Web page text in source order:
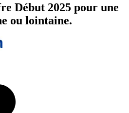
Début 2025 pour une
ou lointaine.